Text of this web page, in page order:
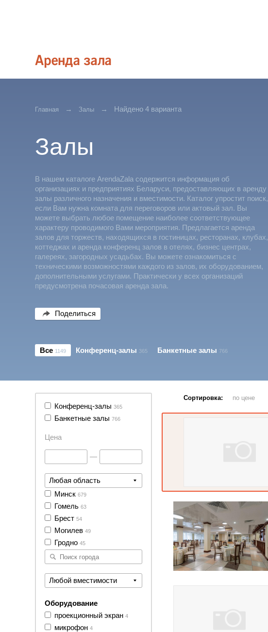
Главная Залы Найдено 4 варианта
Залы
В нашем каталоге ArendaZala содержится информация об
организациях и предприятиях Беларуси, предоставляющих в аренду
залы различного назначения и вместимости. Каталог упростит поиск,
если Вам нужна комната для переговоров или актовый зал. Вы
можете выбрать любое помещение наиболее соответствующее
характеру проводимого Вами мероприятия. Предлагается аренда
залов для торжеств, находящихся в гостиницах, ресторанах, клубах,
коттеджах и аренда конференц залов в отелях, бизнес центрах,
галереях, загородных усадьбах. Вы можете ознакомиться с
техническими возможностями каждого из залов, их оборудованием,
дополнительными услугами. Практически у всех организаций
предусмотрена почасовая аренда зала.
Поделиться
Все 1149 Конференц-залы 365 Банкетные залы 766
Конференц-залы 365
Банкетные залы 766
Цена
—
Любая область
Минск 679
Гомель 63
Брест 54
Могилев 49
Гродно 45
Любой вместимости
Оборудование
проекционный экран 4
микрофон 4
Сортировка: по цене
11 фото
11 фото